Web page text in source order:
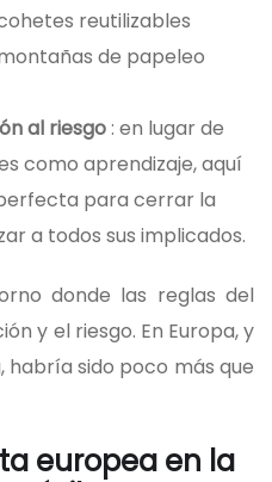
reutilizables
de papeleo
al riesgo: en lugar de
como aprendizaje, aquí
para cerrar la
a todos sus implicados.
donde las reglas del
y el riesgo. En Europa, y
habría sido poco más que
europea en la